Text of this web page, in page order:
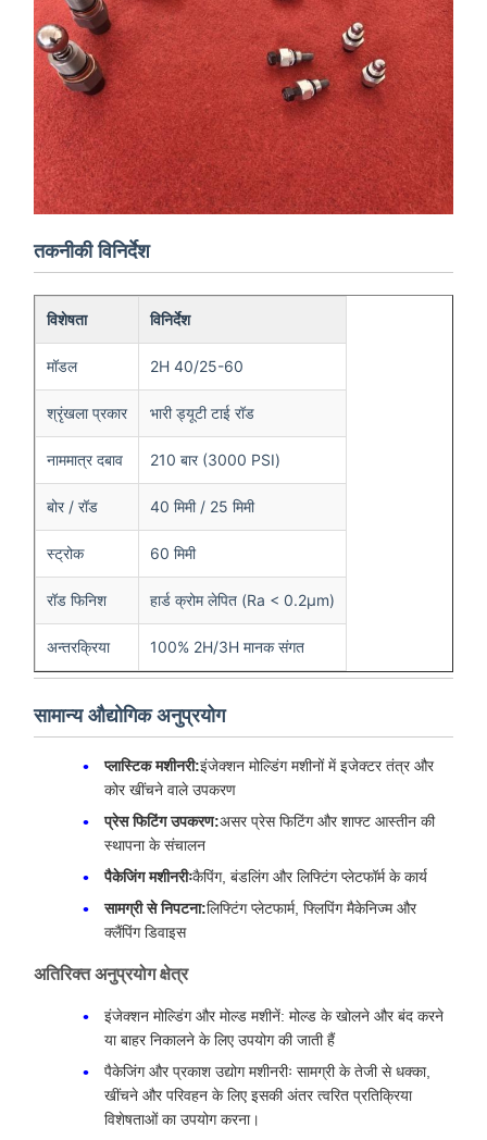
तकनीकी विनिर्देश
विशेषता विनिर्देश
मॉडल 2H 40/25-60
श्रृंखला प्रकार भारी ड्यूटी टाई रॉड
नाममात्र दबाव 210 बार (3000 PSI)
बोर / रॉड 40 मिमी / 25 मिमी
स्ट्रोक 60 मिमी
रॉड फिनिश हार्ड क्रोम लेपित (Ra < 0.2μm)
अन्तरक्रिया 100% 2H/3H मानक संगत
सामान्य औद्योगिक अनुप्रयोग
प्लास्टिक मशीनरी:इंजेक्शन मोल्डिंग मशीनों में इजेक्टर तंत्र और
कोर खींचने वाले उपकरण
प्रेस फिटिंग उपकरण:असर प्रेस फिटिंग और शाफ्ट आस्तीन की
स्थापना के संचालन
पैकेजिंग मशीनरीःकैपिंग, बंडलिंग और लिफ्टिंग प्लेटफॉर्म के कार्य
सामग्री से निपटना:लिफ्टिंग प्लेटफार्म, फ्लिपिंग मैकेनिज्म और
क्लैंपिंग डिवाइस
अतिरिक्त अनुप्रयोग क्षेत्र
इंजेक्शन मोल्डिंग और मोल्ड मशीनें: मोल्ड के खोलने और बंद करने
या बाहर निकालने के लिए उपयोग की जाती हैं
पैकेजिंग और प्रकाश उद्योग मशीनरीः सामग्री के तेजी से धक्का,
खींचने और परिवहन के लिए इसकी अंतर त्वरित प्रतिक्रिया
विशेषताओं का उपयोग करना।